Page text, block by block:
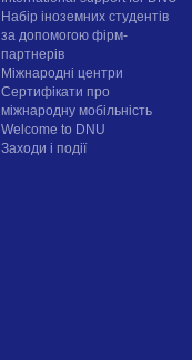
Набір іноземних студентів
за допомогою фірм-
партнерів
Міжнародні центри
Сертифікати про
міжнародну мобільність
Welcome to DNU
Заходи і події